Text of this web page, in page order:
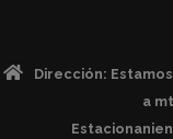
Dirección:
a